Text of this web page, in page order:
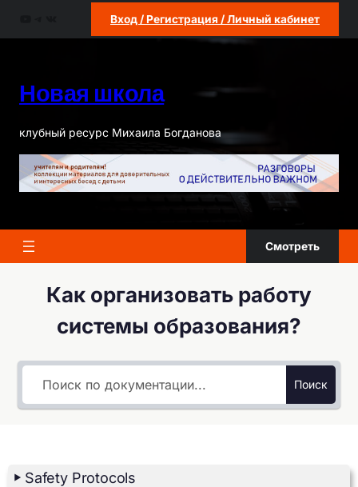
Вход / Регистрация / Личный кабинет
Новая школа
клубный ресурс Михаила Богданова
Смотреть
Как организовать работу
системы образования?
Поиск
Safety Protocols